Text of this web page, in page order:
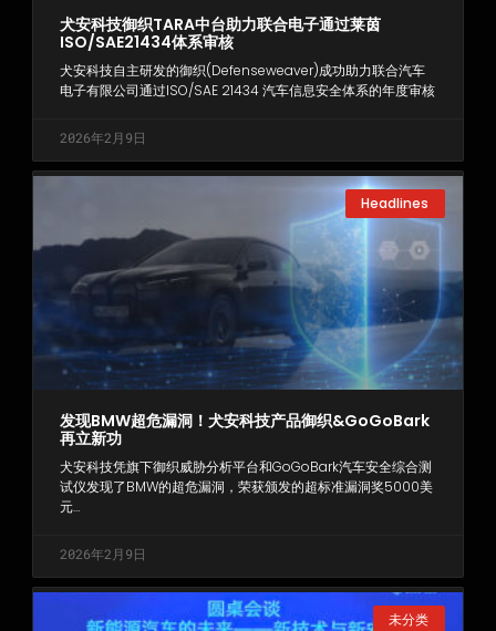
犬安科技御织TARA中台助力联合电子通过莱茵
ISO/SAE21434体系审核
犬安科技自主研发的御织(Defenseweaver)成功助力联合汽车
电子有限公司通过ISO/SAE 21434 汽车信息安全体系的年度审核
2026年2月9日
Headlines
发现BMW超危漏洞！犬安科技产品御织&GoGoBark
再立新功
犬安科技凭旗下御织威胁分析平台和GoGoBark汽车安全综合测
试仪发现了BMW的超危漏洞，荣获颁发的超标准漏洞奖5000美
元…
2026年2月9日
未分类